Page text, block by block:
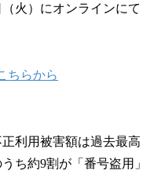
火）にオンラインにて
ちらから
利用被害額は過去最高
ち約9割が「番号盗用」